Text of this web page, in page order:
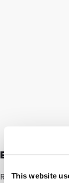
This website
Experte
Rik Eggink: „Als